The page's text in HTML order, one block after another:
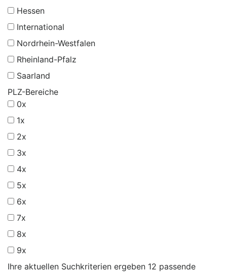
Hessen
International
Nordrhein-Westfalen
Rheinland-Pfalz
Saarland
PLZ-Bereiche
0x
1x
2x
3x
4x
5x
6x
7x
8x
9x
Ihre aktuellen Suchkriterien ergeben 12 passende